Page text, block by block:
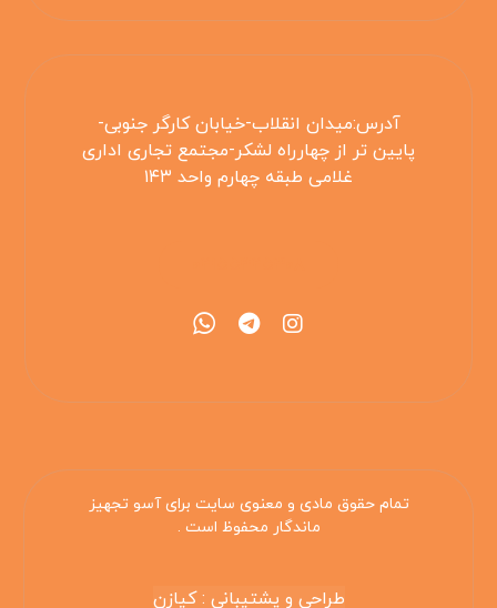
آدرس:میدان انقلاب-خیابان کارگر جنوبی-
پایین تر از چهارراه لشکر-مجتمع تجاری اداری
غلامی طبقه چهارم واحد ۱۴۳
تمام حقوق مادی و معنوی سایت برای آسو تجهیز
ماندگار محفوظ است .
طراحی و پشتیبانی : کیازن